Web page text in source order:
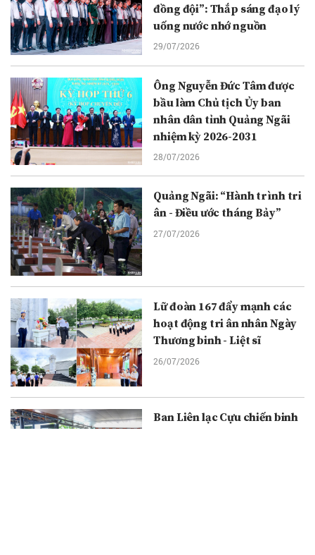
đồng đội”: Thắp sáng đạo lý
uống nước nhớ nguồn
29/07/2026
Ông Nguyễn Đức Tâm được
bầu làm Chủ tịch Ủy ban
nhân dân tỉnh Quảng Ngãi
nhiệm kỳ 2026-2031
28/07/2026
Quảng Ngãi: “Hành trình tri
ân - Điều ước tháng Bảy”
27/07/2026
Lữ đoàn 167 đẩy mạnh các
hoạt động tri ân nhân Ngày
Thương binh - Liệt sĩ
26/07/2026
Ban Liên lạc Cựu chiến binh